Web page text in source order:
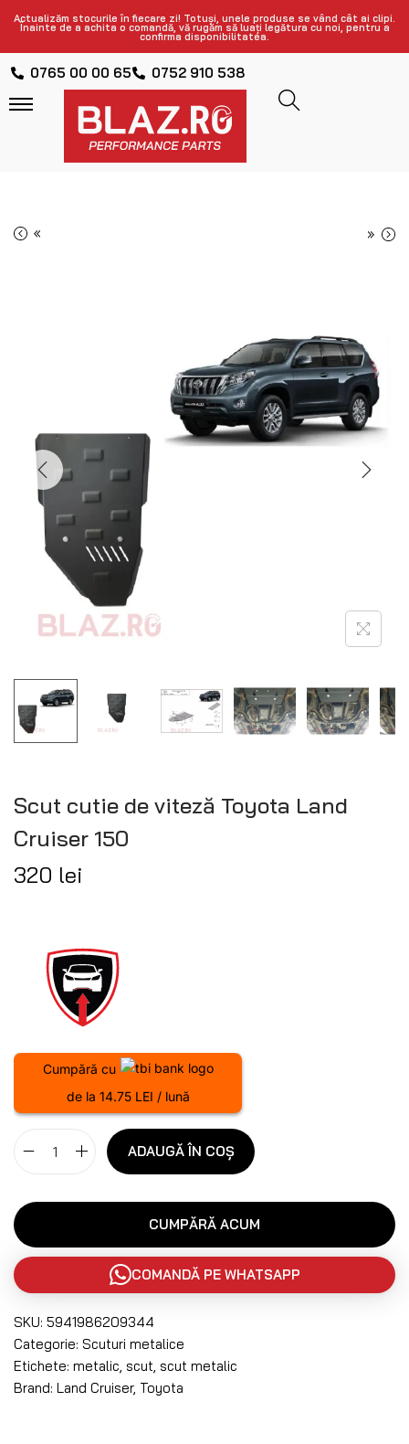
Actualizăm stocurile în fiecare zi! Totuși, unele produse se vând cât ai clipi.
Înainte de a achita o comandă, vă rugăm să luați legătura cu noi, pentru a
confirma disponibilitatea.
0765 00 00 65 0752 910 538
« »
Scut cutie de viteză Toyota Land
Cruiser 150
320 lei
Cumpără cu
de la 14.75 LEI / lună
ADAUGĂ ÎN COȘ
CUMPĂRĂ ACUM
COMANDĂ PE WHATSAPP
SKU: 5941986209344
Categorie: Scuturi metalice
Etichete: metalic scut scut metalic
Brand: Land Cruiser, Toyota